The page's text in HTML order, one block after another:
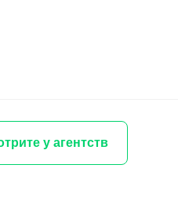
у агентств